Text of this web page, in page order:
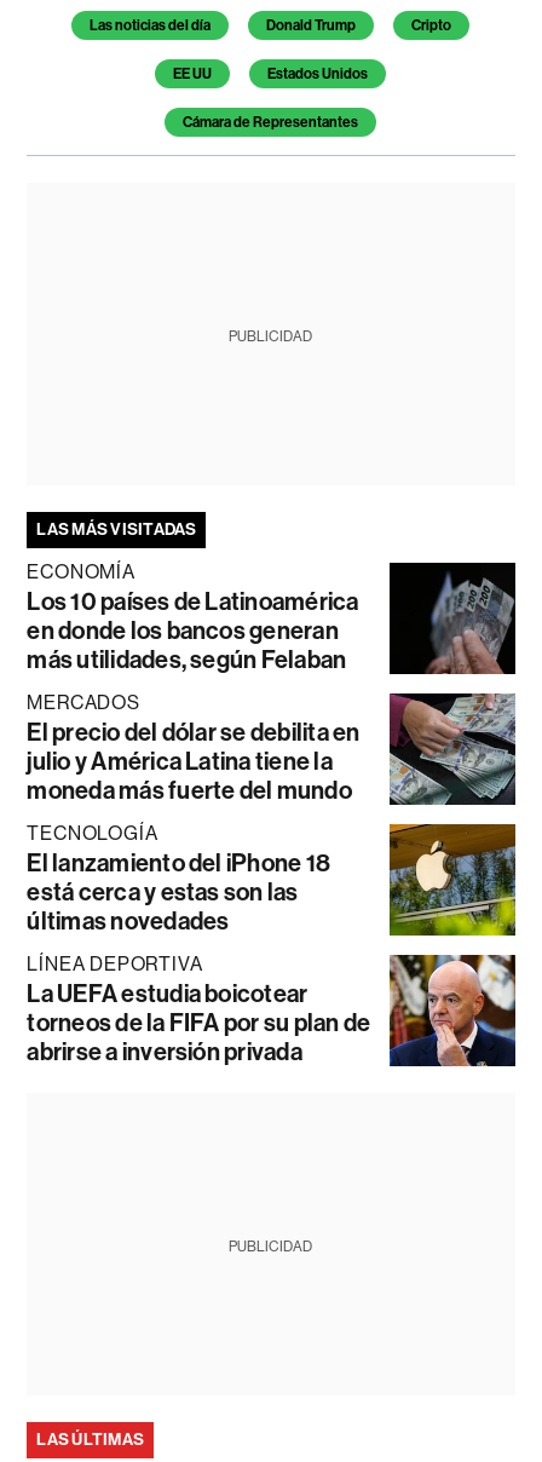
Temas de este artículo
Las noticias del día Donald Trump Cripto
EE UU Estados Unidos
Cámara de Representantes
PUBLICIDAD
LAS MÁS VISITADAS
ECONOMÍA
Los 10 países de Latinoamérica
en donde los bancos generan
más utilidades, según Felaban
MERCADOS
El precio del dólar se debilita en
julio y América Latina tiene la
moneda más fuerte del mundo
TECNOLOGÍA
El lanzamiento del iPhone 18
está cerca y estas son las
últimas novedades
LÍNEA DEPORTIVA
La UEFA estudia boicotear
torneos de la FIFA por su plan de
abrirse a inversión privada
PUBLICIDAD
LAS ÚLTIMAS